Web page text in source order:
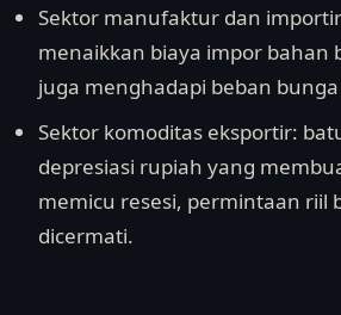
Sektor manufaktur dan
menaikkan biaya impor bahan
juga menghadapi beban
Sektor komoditas eksportir:
depresiasi rupiah yang
memicu resesi, permintaan riil
dicermati.